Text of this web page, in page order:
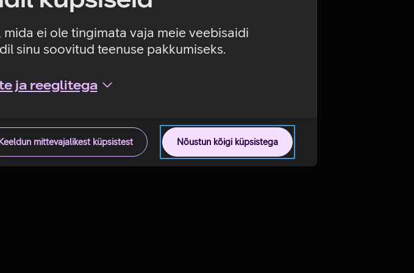
ei ole tingimata vaja meie veebisaidi
sinu soovitud teenuse pakkumiseks.
ja reeglitega
Nõustun kõigi küpsistega
mittevajalikest küpsistest